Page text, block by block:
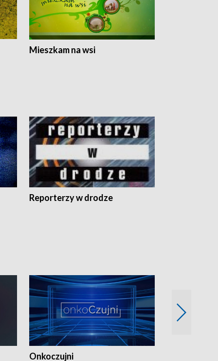
Mieszkam na wsi
Reporterzy w drodze
Onkoczujni